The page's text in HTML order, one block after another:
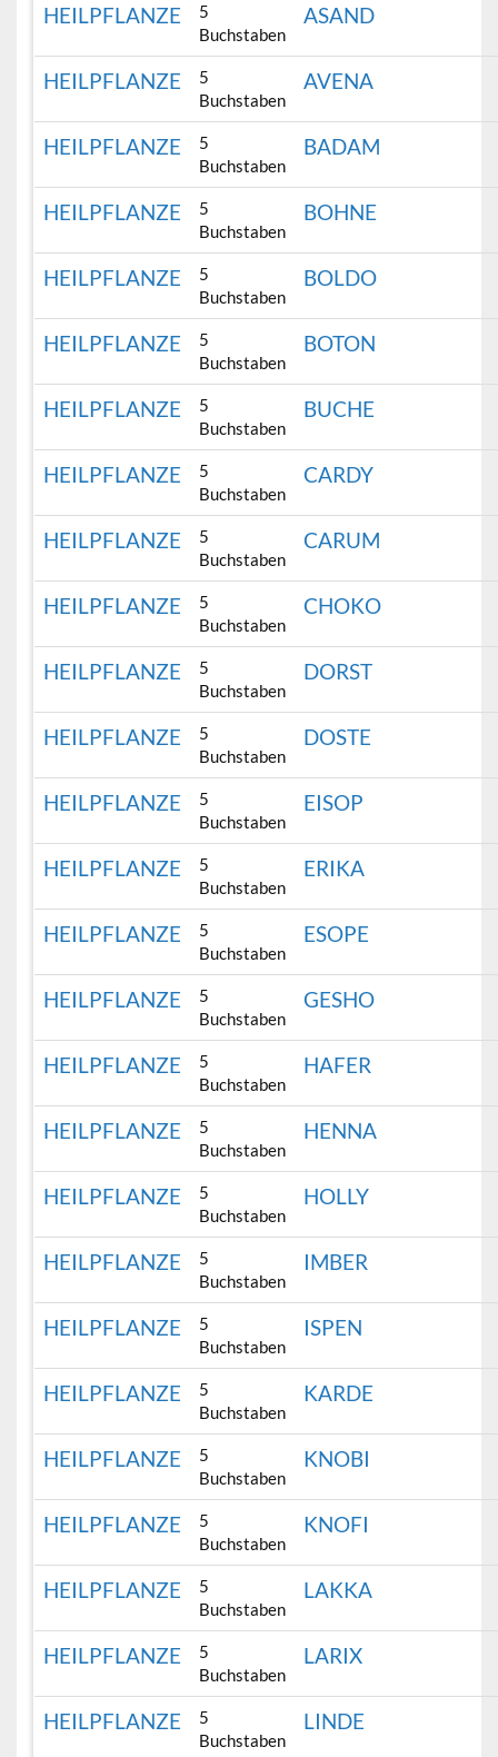
HEILPFLANZE
5
Buchstaben
ASAND
HEILPFLANZE
5
Buchstaben
AVENA
HEILPFLANZE
5
Buchstaben
BADAM
HEILPFLANZE
5
Buchstaben
BOHNE
HEILPFLANZE
5
Buchstaben
BOLDO
HEILPFLANZE
5
Buchstaben
BOTON
HEILPFLANZE
5
Buchstaben
BUCHE
HEILPFLANZE
5
Buchstaben
CARDY
HEILPFLANZE
5
Buchstaben
CARUM
HEILPFLANZE
5
Buchstaben
CHOKO
HEILPFLANZE
5
Buchstaben
DORST
HEILPFLANZE
5
Buchstaben
DOSTE
HEILPFLANZE
5
Buchstaben
EISOP
HEILPFLANZE
5
Buchstaben
ERIKA
HEILPFLANZE
5
Buchstaben
ESOPE
HEILPFLANZE
5
Buchstaben
GESHO
HEILPFLANZE
5
Buchstaben
HAFER
HEILPFLANZE
5
Buchstaben
HENNA
HEILPFLANZE
5
Buchstaben
HOLLY
HEILPFLANZE
5
Buchstaben
IMBER
HEILPFLANZE
5
Buchstaben
ISPEN
HEILPFLANZE
5
Buchstaben
KARDE
HEILPFLANZE
5
Buchstaben
KNOBI
HEILPFLANZE
5
Buchstaben
KNOFI
HEILPFLANZE
5
Buchstaben
LAKKA
HEILPFLANZE
5
Buchstaben
LARIX
HEILPFLANZE
5
Buchstaben
LINDE